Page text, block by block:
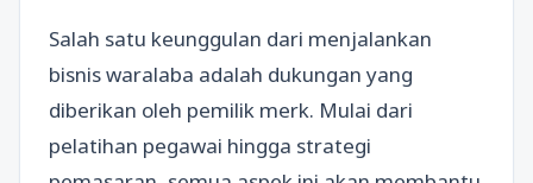
Salah satu keunggulan dari menjalankan
bisnis waralaba adalah dukungan yang
diberikan oleh pemilik merk. Mulai dari
pelatihan pegawai hingga strategi